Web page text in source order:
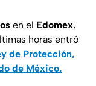
en el Edomex,
horas entró
de Protección,
de México.